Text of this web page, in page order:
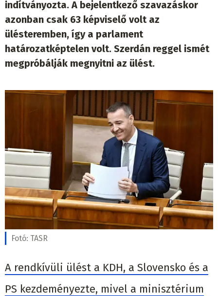
indítványozta. A bejelentkező szavazáskor
azonban csak 63 képviselő volt az
ülésteremben, így a parlament
határozatképtelen volt. Szerdán reggel ismét
megpróbálják megnyitni az ülést.
Fotó: TASR
A rendkívüli ülést a KDH, a Slovensko és a
PS kezdeményezte, mivel a minisztérium